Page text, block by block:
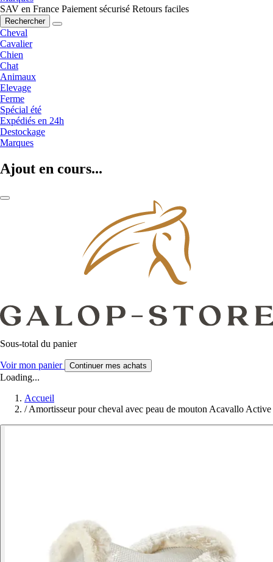
SAV en France Paiement sécurisé Retours faciles
Rechercher
Cheval
Cavalier
Chien
Chat
Animaux
Elevage
Ferme
Spécial été
Expédiés en 24h
Destockage
Marques
Ajout en cours...
Sous-total du panier
Voir mon panier Continuer mes achats
Loading...
Accueil
/ Amortisseur pour cheval avec peau de mouton Acavallo Active